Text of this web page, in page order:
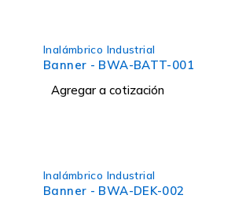
Inalámbrico Industrial
Banner - BWA-BATT-001
Agregar a cotización
Inalámbrico Industrial
Banner - BWA-DEK-002